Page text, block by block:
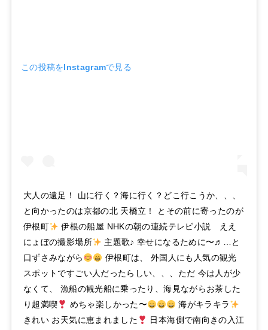
この投稿をInstagramで見る
大人の遠足！ 山に行く？海に行く？どこ行こうか、、、
と向かったのは京都の北 天橋立！ とその前に寄ったのが
伊根町
伊根の船屋 NHKの朝の連続テレビ小説 ええ
にょぼの撮影場所
主題歌♪ 幸せになるために〜♬…と
口ずさみながら
伊根町は、 外国人にも人気の観光
スポットですごい人だったらしい、、、ただ 今は人が少
なくて、 漁船の観光船に乗ったり、海見ながらお茶した
り超満喫
めちゃ楽しかった〜
海がキラキラ
きれい お天気に恵まれました
日本海側で南向きの入江